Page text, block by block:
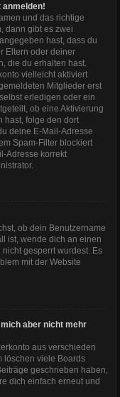
und das richtige
dann gibt es zwei
hast, dass du
Eltern oder deiner
die du erhalten hast.
vielleicht aktiviert
Mitglieder erst
erledigen oder ein
ob eine Aktivierung
hast, folge den dort
deine E-Mail-Adresse
Spam-Filter blockiert
Adresse korrekt
ob dein Benutzername
ist, wende dich an einen
gesperrt wurdest. Es
mit der Website
aber nicht mehr
aus verschieden
löschen viele Boards
geschrieben haben,
dich einfach erneut und